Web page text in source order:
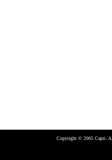
Copyright © 2005 Capri.